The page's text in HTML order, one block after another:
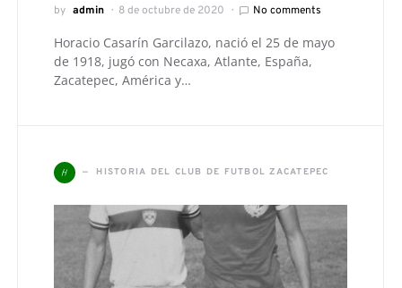
by admin 8 de octubre de 2020 No comments
Horacio Casarín Garcilazo, nació el 25 de mayo
de 1918, jugó con Necaxa, Atlante, España,
Zacatepec, América y…
H HISTORIA DEL CLUB DE FUTBOL ZACATEPEC